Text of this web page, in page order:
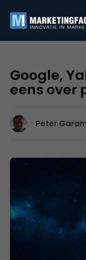
Google,
eens over
Peter